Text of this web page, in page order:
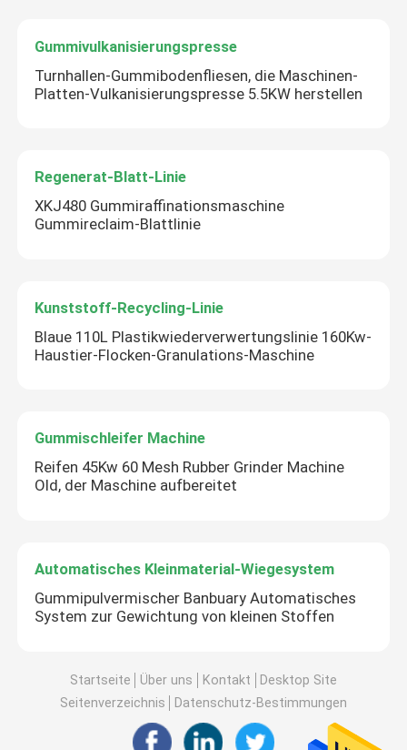
Gummivulkanisierungspresse
Turnhallen-Gummibodenfliesen, die Maschinen-
Platten-Vulkanisierungspresse 5.5KW herstellen
Regenerat-Blatt-Linie
XKJ480 Gummiraffinationsmaschine
Gummireclaim-Blattlinie
Kunststoff-Recycling-Linie
Blaue 110L Plastikwiederverwertungslinie 160Kw-
Haustier-Flocken-Granulations-Maschine
Gummischleifer Machine
Reifen 45Kw 60 Mesh Rubber Grinder Machine
Old, der Maschine aufbereitet
Automatisches Kleinmaterial-Wiegesystem
Gummipulvermischer Banbuary Automatisches
System zur Gewichtung von kleinen Stoffen
Startseite Über uns Kontakt
Desktop Site
Seitenverzeichnis
Datenschutz-Bestimmungen